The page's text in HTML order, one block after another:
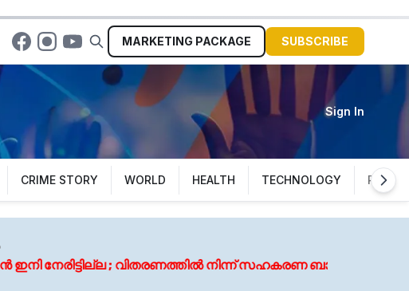
MARKETING PACKAGE SUBSCRIBE
Sign In
CRIME STORY WORLD HEALTH TECHNOLOGY
നിന്ന് സഹകരണ ബാങ്കുകളെ ഒഴിവാക്കി